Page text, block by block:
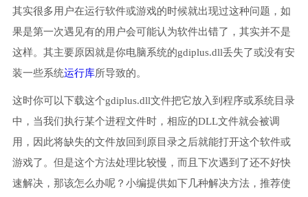
其实很多用户在运行软件或游戏的时候就出现过这种问题，如
果是第一次遇见有的用户会可能认为软件出错了，其实并不是
这样。其主要原因就是你电脑系统的gdiplus.dll丢失了或没有安
装一些系统运行库所导致的。
这时你可以下载这个gdiplus.dll文件把它放入到程序或系统目录
中，当我们执行某个进程文件时，相应的DLL文件就会被调
用，因此将缺失的文件放回到原目录之后就能打开这个软件或
游戏了。但是这个方法处理比较慢，而且下次遇到了还不好快
速解决，那该怎么办呢？小编提供如下几种解决方法，推荐使